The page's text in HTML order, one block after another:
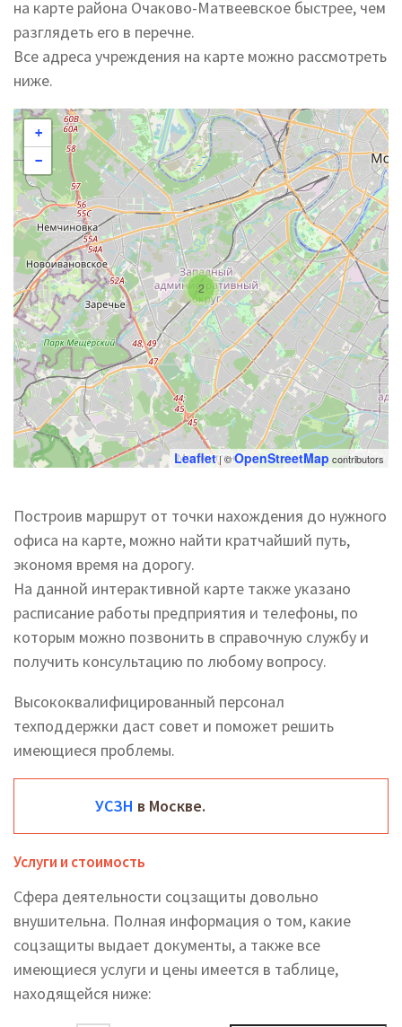
на карте района Очаково-Матвеевское быстрее, чем
разглядеть его в перечне.
Все адреса учреждения на карте можно рассмотреть
ниже.
2
+
−
Leaflet| ©OpenStreetMap contributors
Построив маршрут от точки нахождения до нужного
офиса на карте, можно найти кратчайший путь,
экономя время на дорогу.
На данной интерактивной карте также указано
расписание работы предприятия и телефоны, по
которым можно позвонить в справочную службу и
получить консультацию по любому вопросу.
Высококвалифицированный персонал
техподдержки даст совет и поможет решить
имеющиеся проблемы.
УСЗН в Москве.
Услуги и стоимость
Сфера деятельности соцзащиты довольно
внушительна. Полная информация о том, какие
соцзащиты выдает документы, а также все
имеющиеся услуги и цены имеется в таблице,
находящейся ниже: